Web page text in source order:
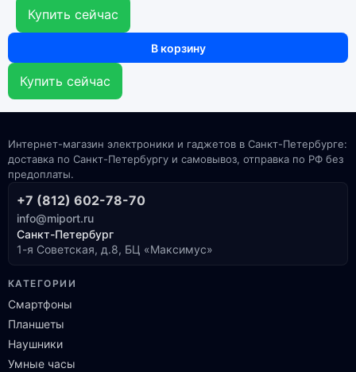
Купить сейчас
В корзину
Купить сейчас
Интернет-магазин электроники и гаджетов в Санкт-Петербурге:
доставка по Санкт-Петербургу и самовывоз, отправка по РФ без
предоплаты.
+7 (812) 602-78-70
info@miport.ru
Санкт-Петербург
1-я Советская, д.8, БЦ «Максимус»
КАТЕГОРИИ
Смартфоны
Планшеты
Наушники
Умные часы